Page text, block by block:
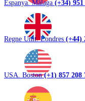
Espanya. Màlaga (+34) 951
Regne Unit. Londres (+44)
USA. Boston(+1) 857 208